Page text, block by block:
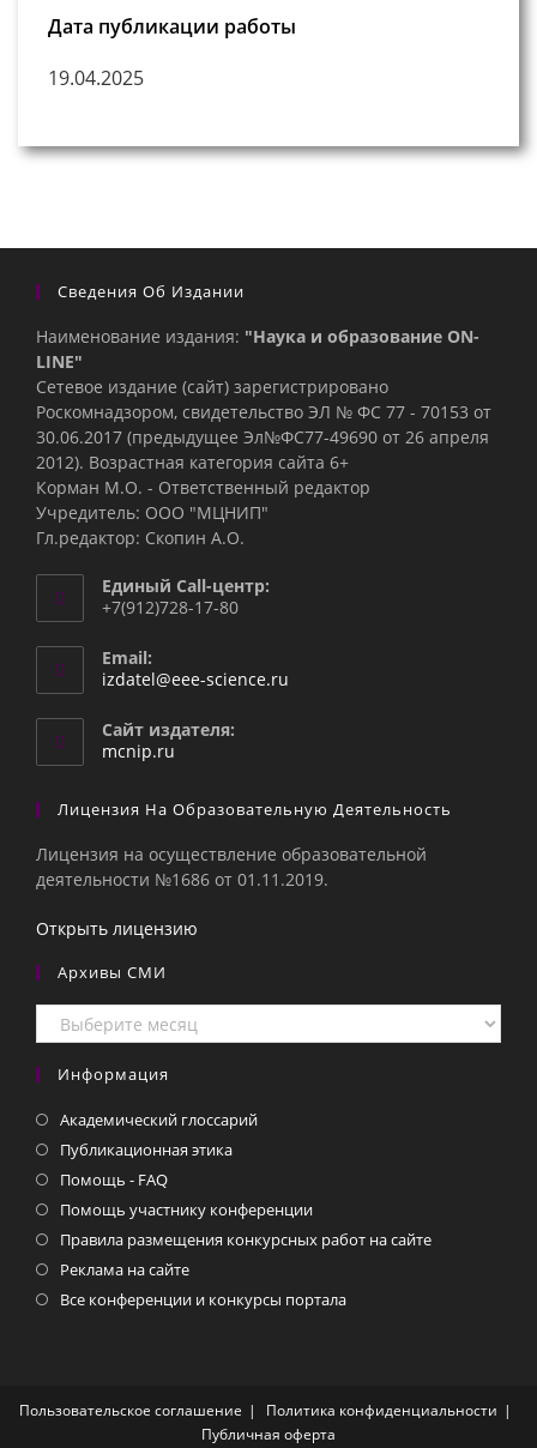
Дата публикации работы
19.04.2025
Сведения Об Издании
Наименование издания: "Наука и образование ON-
LINE"
Сетевое издание (сайт) зарегистрировано
Роскомнадзором, свидетельство ЭЛ № ФС 77 - 70153 от
30.06.2017 (предыдущее Эл№ФC77-49690 от 26 апреля
2012). Возрастная категория сайта 6+
Корман М.О. - Ответственный редактор
Учредитель: ООО "МЦНИП"
Гл.редактор: Скопин А.О.
Единый Call-центр:
+7(912)728-17-80
Email:
izdatel@eee-science.ru
Сайт издателя:
mcnip.ru
Лицензия На Образовательную Деятельность
Лицензия на осуществление образовательной
деятельности №1686 от 01.11.2019.
Открыть лицензию
Архивы СМИ
Архивы
СМИ
Информация
Академический глоссарий
Публикационная этика
Помощь - FAQ
Помощь участнику конференции
Правила размещения конкурсных работ на сайте
Реклама на сайте
Все конференции и конкурсы портала
Пользовательское соглашение
Политика конфиденциальности
Публичная оферта